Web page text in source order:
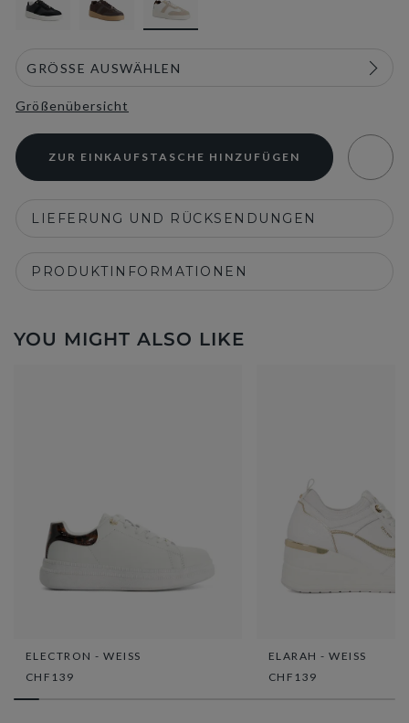
Größenübersicht
ZUR EINKAUFSTASCHE HINZUFÜGEN
LIEFERUNG UND RÜCKSENDUNGEN
PRODUKTINFORMATIONEN
YOU MIGHT ALSO LIKE
ELECTRON - WEISS
CHF139
ELARAH - WEISS
CHF139